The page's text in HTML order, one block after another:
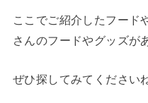
ここでご紹介したフード
さんのフードやグッズが
ぜひ探してみてください